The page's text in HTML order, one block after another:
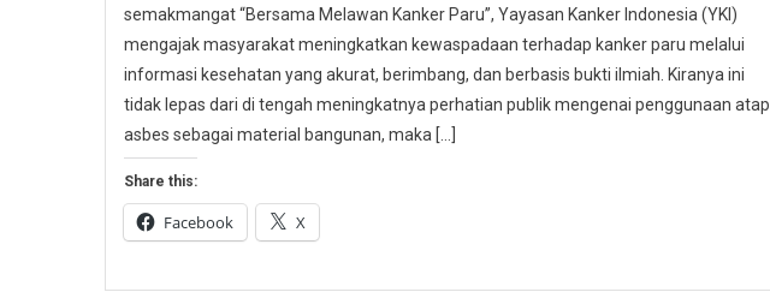
semakmangat “Bersama Melawan Kanker Paru”, Yayasan Kanker Indonesia (YKI)
mengajak masyarakat meningkatkan kewaspadaan terhadap kanker paru melalui
informasi kesehatan yang akurat, berimbang, dan berbasis bukti ilmiah. Kiranya ini
tidak lepas dari di tengah meningkatnya perhatian publik mengenai penggunaan atap
asbes sebagai material bangunan, maka […]
Share this:
Facebook X